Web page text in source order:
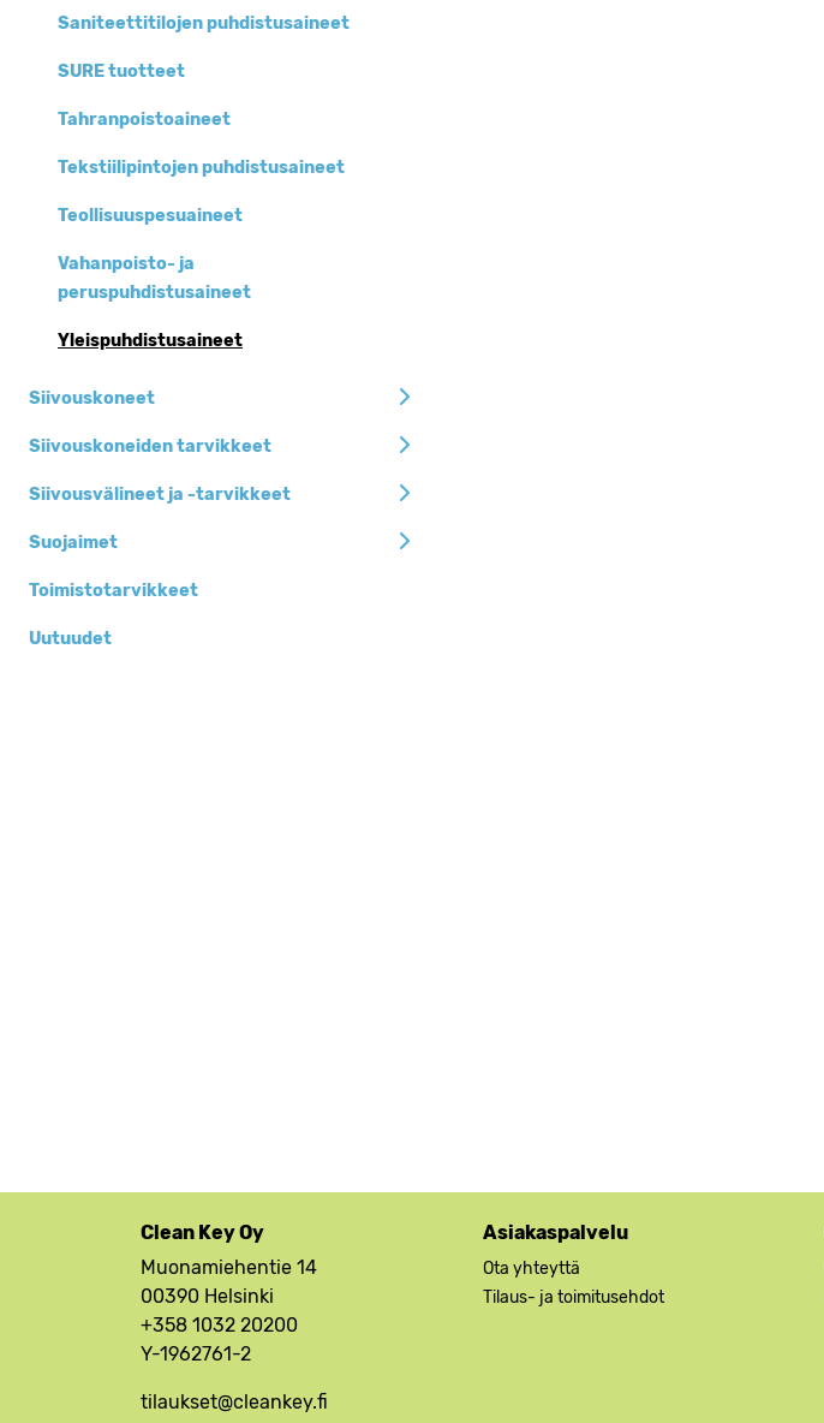
Saniteettitilojen puhdistusaineet
SURE tuotteet
Tahranpoistoaineet
Tekstiilipintojen puhdistusaineet
Teollisuuspesuaineet
Vahanpoisto- ja
peruspuhdistusaineet
Yleispuhdistusaineet
Siivouskoneet
Siivouskoneiden tarvikkeet
Siivousvälineet ja -tarvikkeet
Suojaimet
Toimistotarvikkeet
Uutuudet
Clean Key Oy
Muonamiehentie 14
00390 Helsinki
+358 1032 20200
Y-1962761-2
tilaukset@cleankey.fi
Asiakaspalvelu
Ota yhteyttä
Tilaus- ja toimitusehdot